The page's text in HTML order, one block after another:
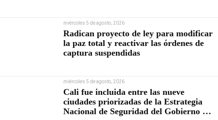
miércoles 5 de agosto, 2026
Radican proyecto de ley para modificar
la paz total y reactivar las órdenes de
captura suspendidas
miércoles 5 de agosto, 2026
Cali fue incluida entre las nueve
ciudades priorizadas de la Estrategia
Nacional de Seguridad del Gobierno de